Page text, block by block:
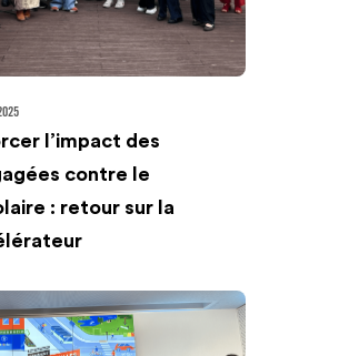
l’impact des
contre le
: retour sur la